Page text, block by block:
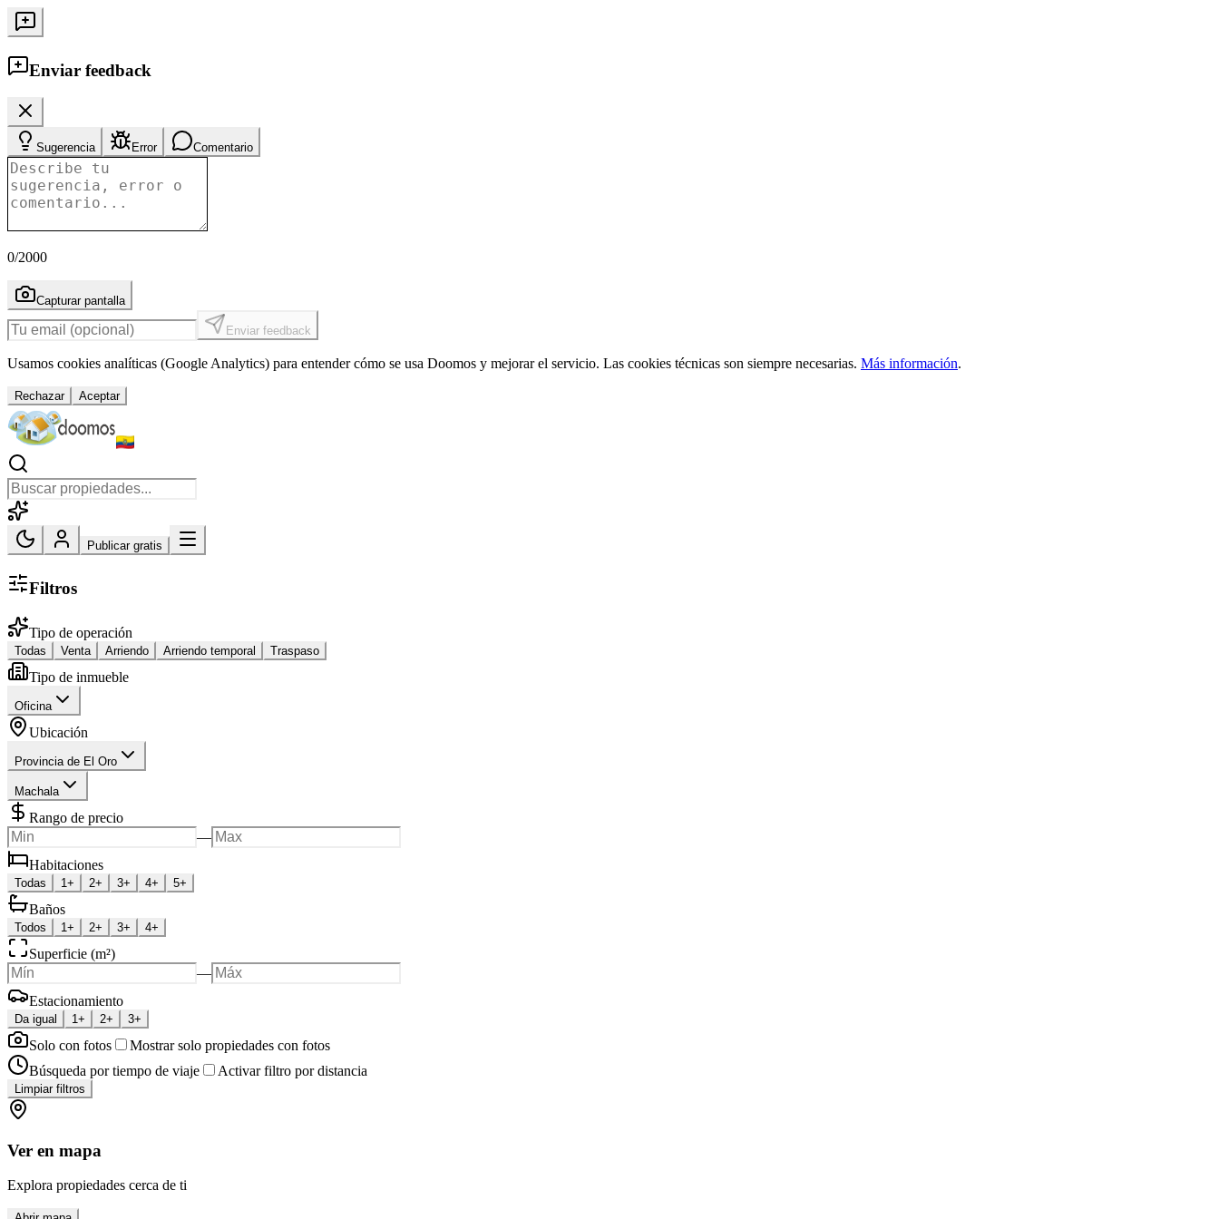
Enviar feedback
Sugerencia Error Comentario
0/2000
Capturar pantalla
Enviar feedback
Usamos cookies analíticas (Google Analytics) para entender cómo se usa Doomos y mejorar el servicio. Las cookies técnicas son siempre necesarias. Más información.
Rechazar Aceptar
Publicar gratis
Filtros
Tipo de operación
Todas Venta Arriendo Arriendo temporal Traspaso
Tipo de inmueble
Oficina
Ubicación
Provincia de El Oro
Machala
Rango de precio
—
Habitaciones
Todas 1+ 2+ 3+ 4+ 5+
Baños
Todos 1+ 2+ 3+ 4+
Superficie (m²)
—
Estacionamiento
Da igual 1+ 2+ 3+
Solo con fotos
Mostrar solo propiedades con fotos
Búsqueda por tiempo de viaje
Activar filtro por distancia
Limpiar filtros
Ver en mapa
Explora propiedades cerca de ti